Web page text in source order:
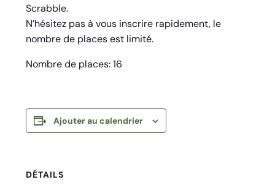
Scrabble.
N’hésitez pas à vous inscrire rapidement, le
nombre de places est limité.
Nombre de places: 16
Ajouter au calendrier
DÉTAILS